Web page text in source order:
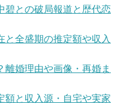
碧との破局報道と歴代恋
と全盛期の推定額や収入
離婚理由や画像・再婚ま
額と収入源・自宅や実家